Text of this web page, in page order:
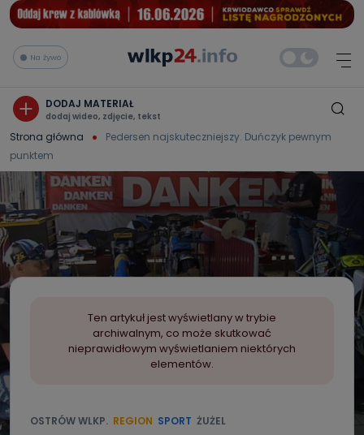
Na żywo
DODAJ MATERIAŁ
dodaj wideo, zdjęcie, tekst
Strona główna
Pedersen najskuteczniejszy. Duńczyk pewnym
punktem
Ten artykuł jest wyświetlany w trybie
archiwalnym, co może skutkować
nieprawidłowym wyświetlaniem niektórych
elementów.
OSTRÓW WLKP. REGION SPORT ŻUŻEL